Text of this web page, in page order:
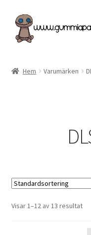
Hoppa
till
navigering
Hoppa
till
innehåll
Köpvillkor
Hem Varumärken
Visar 1–12 av 13 resultat